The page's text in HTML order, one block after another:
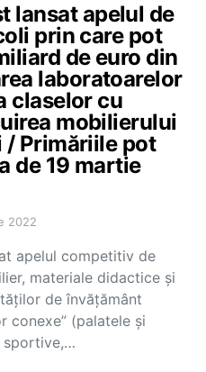
lansat apelul de
prin care pot
de euro din
laboratoarelor
claselor cu
mobilierului
/ Primăriile pot
de 19 martie
2022
apelul competitiv de
materiale didactice și
de învățământ
conexe” (palatele și
sportive,…